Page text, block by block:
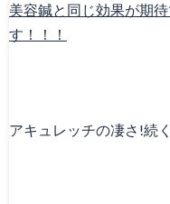
美容鍼と同じ効果が期
す！！！
アキュレッチの凄さ!続